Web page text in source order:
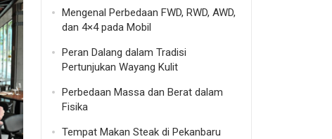
Mengenal Perbedaan FWD, RWD, AWD,
dan 4×4 pada Mobil
Peran Dalang dalam Tradisi
Pertunjukan Wayang Kulit
Perbedaan Massa dan Berat dalam
Fisika
Tempat Makan Steak di Pekanbaru